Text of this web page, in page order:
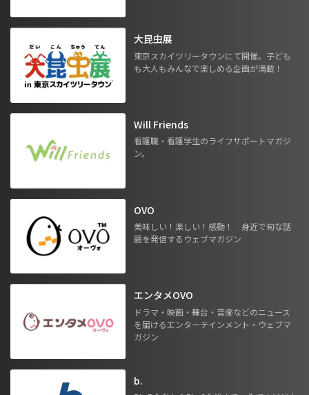
大昆虫展
東京スカイツリータウンにて開催。子ども
も大人もみんなで楽しめる企画が満載！
Will Friends
看護職・看護学生のライフサポートマガジ
ン。
OVO
美味しい！楽しい！感動！ 身近で旬な話
題を発信するウェブマガジン
エンタメOVO
ドラマ・映画・舞台・音楽などのニュース
を届けるエンターテインメント・ウェブマ
ガジン
b.